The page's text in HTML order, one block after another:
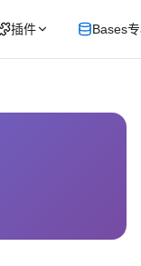
插件 Bases